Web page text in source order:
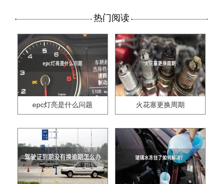
热门阅读
epc灯亮是什么问题 火花塞更换周期